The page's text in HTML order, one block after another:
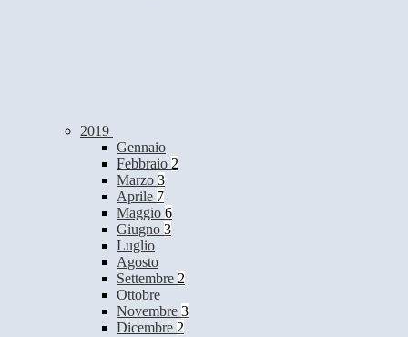
2019
Gennaio
Febbraio 2
Marzo 3
Aprile 7
Maggio 6
Giugno 3
Luglio
Agosto
Settembre 2
Ottobre
Novembre 3
Dicembre 2